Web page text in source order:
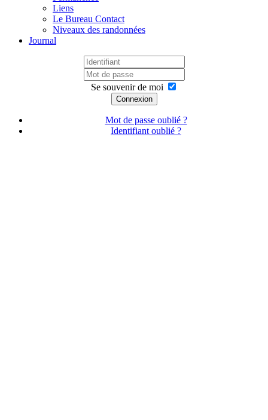
Liens
Le Bureau Contact
Niveaux des randonnées
Journal
Se souvenir de moi
Connexion
Mot de passe oublié ?
Identifiant oublié ?